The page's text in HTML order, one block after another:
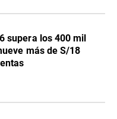
supera los 400 mil
más de S/18